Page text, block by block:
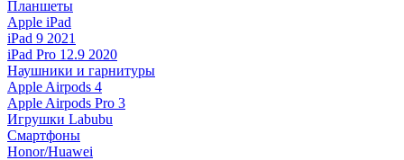
Планшеты
Apple iPad
iPad 9 2021
iPad Pro 12.9 2020
Наушники и гарнитуры
Apple Airpods 4
Apple Airpods Pro 3
Игрушки Labubu
Смартфоны
Honor/Huawei